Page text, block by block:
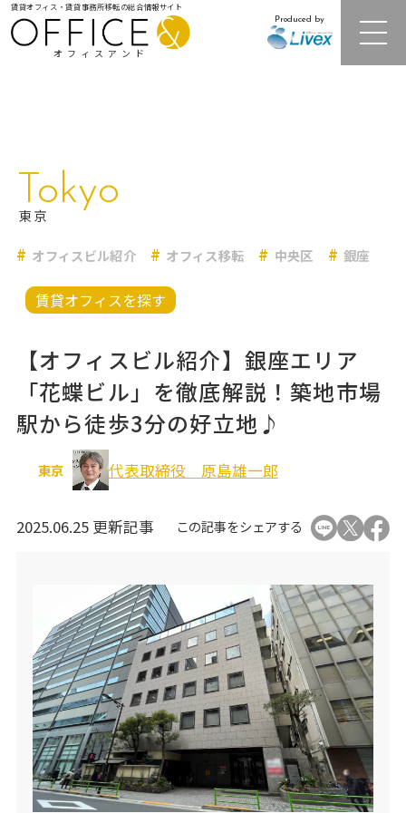
オフィスアンド
賃貸オフィス・賃貸事務所移転の総合情報サイト
Produced by
注目オフィスビル紹介
居抜きオフィス・セットアップオフィス
レンタルオフィス
オフィス移転事例
オフィス移転関連
個人情報の取り扱いについて 運営会社
Tokyo
東京
オフィスビル紹介 オフィス移転 中央区 銀座
賃貸オフィスを探す
【オフィスビル紹介】銀座エリア
「花蝶ビル」を徹底解説！築地市場
駅から徒歩3分の好立地♪
東京 代表取締役 原島雄一郎
2025.06.25 更新記事 この記事をシェアする